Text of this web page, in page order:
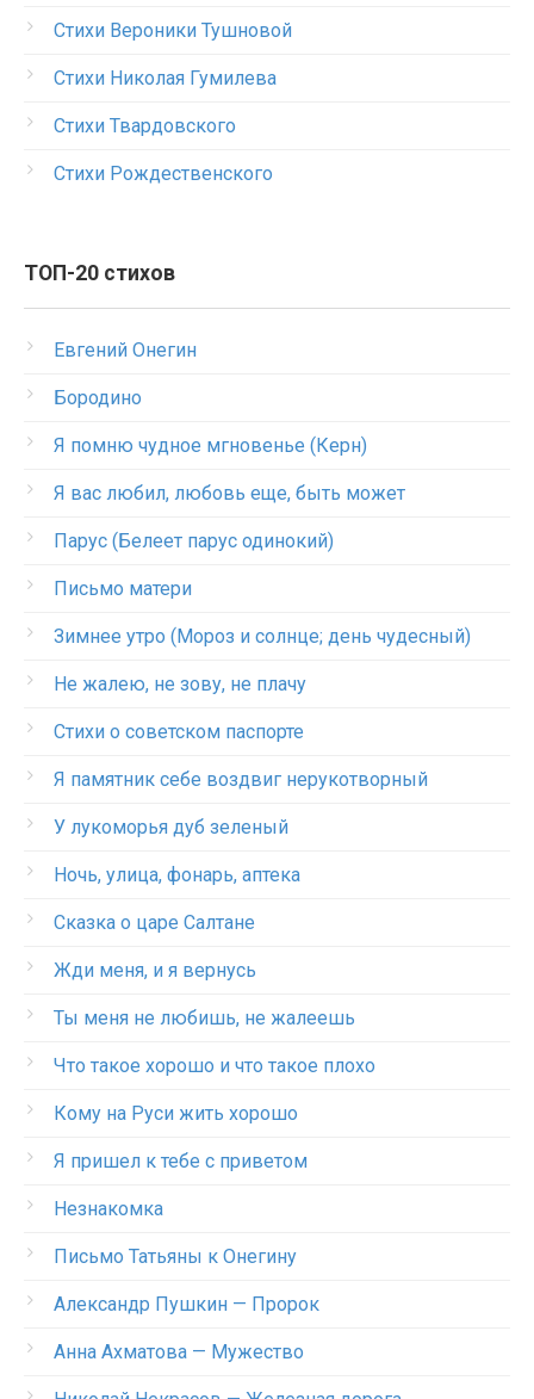
Стихи Вероники Тушновой
Стихи Николая Гумилева
Стихи Твардовского
Стихи Рождественского
ТОП-20 стихов
Евгений Онегин
Бородино
Я помню чудное мгновенье (Керн)
Я вас любил, любовь еще, быть может
Парус (Белеет парус одинокий)
Письмо матери
Зимнее утро (Мороз и солнце; день чудесный)
Не жалею, не зову, не плачу
Стихи о советском паспорте
Я памятник себе воздвиг нерукотворный
У лукоморья дуб зеленый
Ночь, улица, фонарь, аптека
Сказка о царе Салтане
Жди меня, и я вернусь
Ты меня не любишь, не жалеешь
Что такое хорошо и что такое плохо
Кому на Руси жить хорошо
Я пришел к тебе с приветом
Незнакомка
Письмо Татьяны к Онегину
Александр Пушкин — Пророк
Анна Ахматова — Мужество